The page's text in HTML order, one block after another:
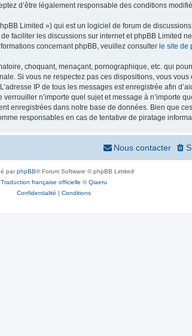
d’être légalement responsable des conditions
Limited ») qui est un logiciel de forum de
faciliter les discussions sur internet et phpBB Limited
concernant phpBB, veuillez consulter le site de
choquant, menaçant, pornographique, etc. qui
Si vous ne respectez pas ces dispositions, vous
IP de tous les messages est enregistrée afin
n’importe quel sujet et message à n’importe
enregistrées dans notre base de données. Bien que
responsables en cas de tentative de piratage
Nous contacter
parphpBB® Forum Software © phpBB Limited
Traduction française officielle ©Qiaeru
Confidentialité | Conditions